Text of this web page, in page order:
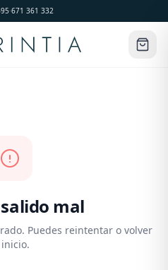
·671 361 332
mal
Puedes reintentar o volver